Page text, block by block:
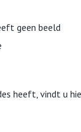
geen beeld
heeft, vindt u